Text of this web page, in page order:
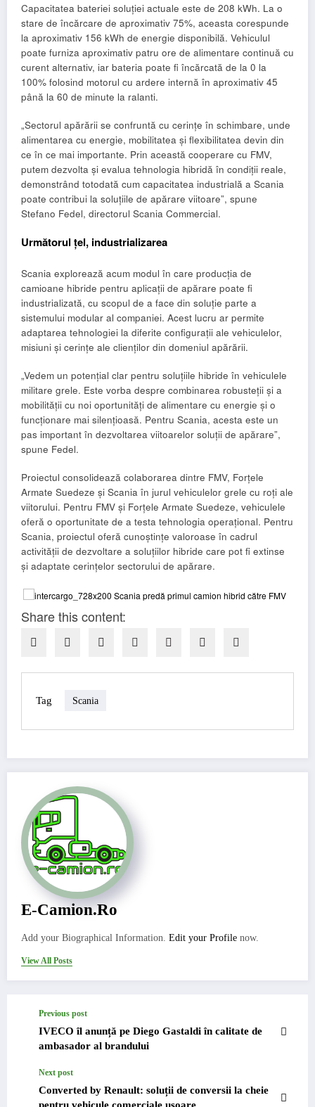
Capacitatea bateriei soluției actuale este de 208 kWh. La o
stare de încărcare de aproximativ 75%, aceasta corespunde
la aproximativ 156 kWh de energie disponibilă. Vehiculul
poate furniza aproximativ patru ore de alimentare continuă cu
curent alternativ, iar bateria poate fi încărcată de la 0 la
100% folosind motorul cu ardere internă în aproximativ 45
până la 60 de minute la ralanti.
„Sectorul apărării se confruntă cu cerințe în schimbare, unde
alimentarea cu energie, mobilitatea și flexibilitatea devin din
ce în ce mai importante. Prin această cooperare cu FMV,
putem dezvolta și evalua tehnologia hibridă în condiții reale,
demonstrând totodată cum capacitatea industrială a Scania
poate contribui la soluțiile de apărare viitoare”, spune
Stefano Fedel, directorul Scania Commercial.
Următorul țel, industrializarea
Scania explorează acum modul în care producția de
camioane hibride pentru aplicații de apărare poate fi
industrializată, cu scopul de a face din soluție parte a
sistemului modular al companiei. Acest lucru ar permite
adaptarea tehnologiei la diferite configurații ale vehiculelor,
misiuni și cerințe ale clienților din domeniul apărării.
„Vedem un potențial clar pentru soluțiile hibride în vehiculele
militare grele. Este vorba despre combinarea robusteții și a
mobilității cu noi oportunități de alimentare cu energie și o
funcționare mai silențioasă. Pentru Scania, acesta este un
pas important în dezvoltarea viitoarelor soluții de apărare”,
spune Fedel.
Proiectul consolidează colaborarea dintre FMV, Forțele
Armate Suedeze și Scania în jurul vehiculelor grele cu roți ale
viitorului. Pentru FMV și Forțele Armate Suedeze, vehiculele
oferă o oportunitate de a testa tehnologia operațional. Pentru
Scania, proiectul oferă cunoștințe valoroase în cadrul
activității de dezvoltare a soluțiilor hibride care pot fi extinse
și adaptate cerințelor sectorului de apărare.
Share this content:
Tag Scania
E-Camion.ro
Add your Biographical Information. Edit your Profile now.
View All Posts
Previous post
IVECO îl anunță pe Diego Gastaldi în calitate de
ambasador al brandului
Next post
Converted by Renault: soluții de conversii la cheie
pentru vehicule comerciale ușoare